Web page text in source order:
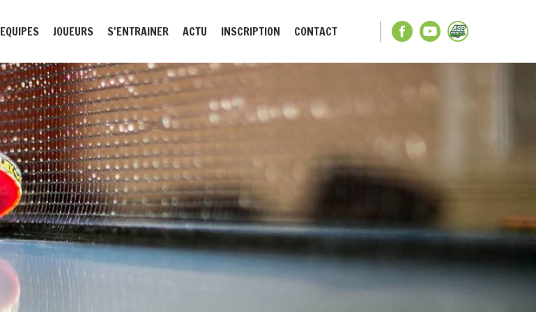
EQUIPES JOUEURS S'ENTRAINER ACTU INSCRIPTION CONTACT